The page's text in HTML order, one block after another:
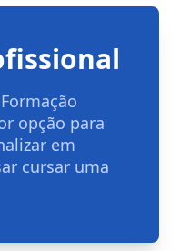
opção para
em
cursar uma